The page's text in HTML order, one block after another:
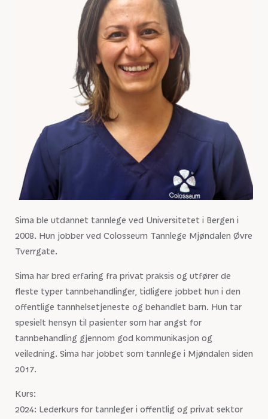
Sima ble utdannet tannlege ved Universitetet i Bergen i
2008. Hun jobber ved Colosseum Tannlege Mjøndalen Øvre
Tverrgate.
Sima har bred erfaring fra privat praksis og utfører de
fleste typer tannbehandlinger, tidligere jobbet hun i den
offentlige tannhelsetjeneste og behandlet barn. Hun tar
spesielt hensyn til pasienter som har angst for
tannbehandling gjennom god kommunikasjon og
veiledning. Sima har jobbet som tannlege i Mjøndalen siden
2017.
Kurs:
2024: Lederkurs for tannleger i offentlig og privat sektor